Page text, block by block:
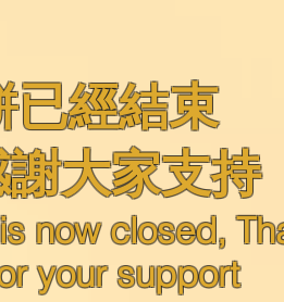
已經結束
大家支持
now closed,
your support